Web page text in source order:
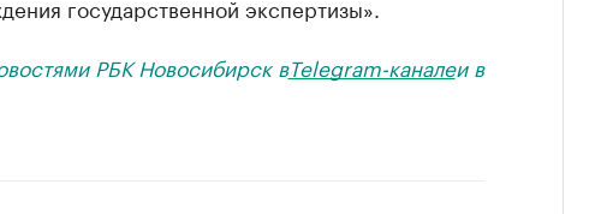
государственной экспертизы».
РБК Новосибирск вTelegram-каналеи в